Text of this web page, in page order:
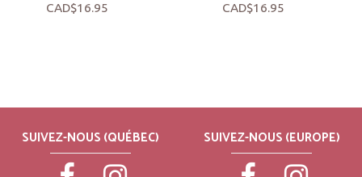
CAD$16.95 CAD$16.95
SUIVEZ-NOUS (QUÉBEC) SUIVEZ-NOUS (EUROPE)